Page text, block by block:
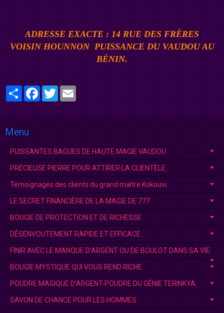
ADRESSE EXACTE : 14 RUE DES FRÈRES
VOISIN HOUNNON PUISSANCE DU VAUDOU AU
BÉNIN.
PartagerFacebook
Twitter
Menu
PUISSANTES BAGUES DE HAUTE MAGIE VAUDOU.
PRÉCIEUSE PIERRE POUR ATTIRER LA CLIENTÈLE.
Témoignages des clients du grand maître Kokouvi.
LE SECRET FINANCIÈRE DE LA MAGIE DE 777.
BOUGIE DE PROTECTION ET DE RICHESSE.
DÉSENVOUTEMENT RAPIDE ET EFFICACE.
FINIR AVEC LE MANQUE D'ARGENT OU DE BOULOT DANS SA VIE.
BOUGIE MYSTIQUE QUI VOUS REND RICHE.
POUDRE MAGIQUE D’ARGENT-POUDRE DU GÉNIE TERINKYA.
SAVON DE CHANCE POUR LES HOMMES.